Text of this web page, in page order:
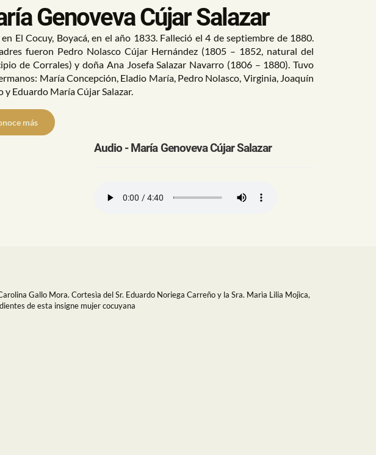
Genoveva Cújar Salazar
El Cocuy, Boyacá, en el año 1833. Falleció el 4 de septiembre de 1880.
fueron Pedro Nolasco Cújar Hernández (1805 – 1852, natural del
de Corrales) y doña Ana Josefa Salazar Navarro (1806 – 1880). Tuvo
María Concepción, Eladio María, Pedro Nolasco, Virginia, Joaquín
y Eduardo María Cújar Salazar.
más
Audio - María Genoveva Cújar Salazar
Gallo Mora. Cortesìa del Sr. Eduardo Noriega Carreño y la Sra. Marìa Lilia Mojìca,
de esta insigne mujer cocuyana